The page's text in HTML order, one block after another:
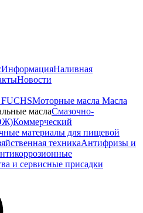
ИнформацияНаливная
Новости
Моторные масла Масла
маслаСмазочно-
Коммерческий
материалы для пищевой
техникаАнтифризы и
и сервисные присадки